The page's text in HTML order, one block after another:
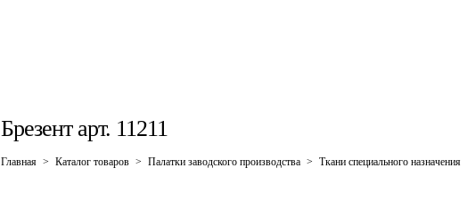
Брезент арт. 11211
Главная > Каталог товаров > Палатки заводского производства > Ткани специального назначения